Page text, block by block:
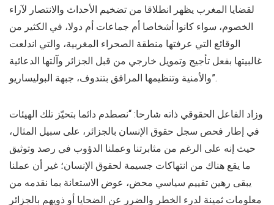
لقضايا المغرب يظهر انطلاقا من تضخيم الأحداث والانتصار لآراء
الخصوم، سواء كانوا أشخاصا أم جماعات أم دولا، في الكثير من
الوقائع التي عرفتها منطقة الصحراء المغربية، والتي اندلعت
غالبيتها بفعل تأجيج وتمويل خارجي من قبل الجزائر وآلتها الدعائية
والأمنية وتنظيمها المرافق بتندوف، جبهة البوليساريو”.
وزاد الفاعل الحقوقي ذاته شارحا: “نصطدم دائما بتحيّز تلك الهيئات
في إطار فحص سجل حقوق الإنسان بالجزائر، على سبيل المثال،
حيث إنه على الرغم من مثابرتنا وعملنا الدؤوب في رصد وتوثيق
ما يقع هناك من انتهاكات جسيمة لحقوق الإنسان؛ غير أن عملنا
يبقى رهين تقييم سياسي محض، عوض الاستعانة بما نقدمه من
معلومات ثمينة لدرء الخطر والضرر عن الضحايا أو ذويهم بالجزائر